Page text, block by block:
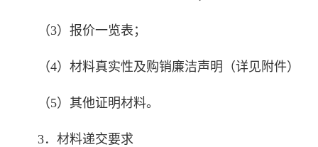
（3）报价一览表；
（4）材料真实性及购销廉洁声明（详见附件）
（5）其他证明材料。
3．材料递交要求